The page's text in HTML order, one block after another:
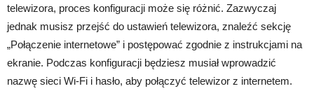
telewizora, proces konfiguracji może się różnić. Zazwyczaj
jednak musisz przejść do ustawień telewizora, znaleźć sekcję
„Połączenie internetowe” i postępować zgodnie z instrukcjami na
ekranie. Podczas konfiguracji będziesz musiał wprowadzić
nazwę sieci Wi-Fi i hasło, aby połączyć telewizor z internetem.